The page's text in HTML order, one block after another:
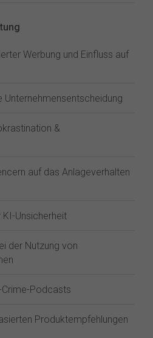
Werbung und Einfluss auf
Unternehmensentscheidung
&
auf das Anlageverhalten
Unsicherheit
der Nutzung von
Crime-Podcasts
Produktempfehlungen